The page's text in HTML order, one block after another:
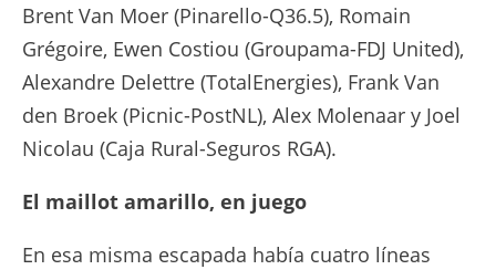
Brent Van Moer (Pinarello-Q36.5), Romain
Grégoire, Ewen Costiou (Groupama-FDJ United),
Alexandre Delettre (TotalEnergies), Frank Van
den Broek (Picnic-PostNL), Alex Molenaar y Joel
Nicolau (Caja Rural-Seguros RGA).
El maillot amarillo, en juego
En esa misma escapada había cuatro líneas